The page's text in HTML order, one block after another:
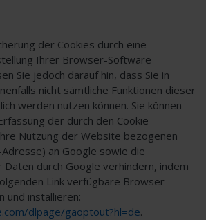
der Cookies durch eine
Ihrer Browser-Software
Sie jedoch darauf hin, dass Sie in
nicht sämtliche Funktionen dieser
werden nutzen können. Sie können
der durch den Cookie
Nutzung der Website bezogenen
an Google sowie die
durch Google verhindern, indem
Link verfügbare Browser-
und installieren:
dlpage/gaoptout?hl=de.